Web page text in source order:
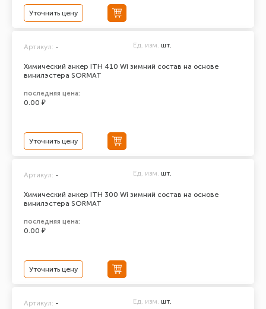
Уточнить цену
Химический анкер ITH 410 Wi зимний состав на основе
винилэстера SORMAT
Артикул: - Ед. изм. шт.
последняя цена:
0.00 ₽
Уточнить цену
Химический анкер ITH 300 Wi зимний состав на основе
винилэстера SORMAT
Артикул: - Ед. изм. шт.
последняя цена:
0.00 ₽
Уточнить цену
Артикул: - Ед. изм. шт.